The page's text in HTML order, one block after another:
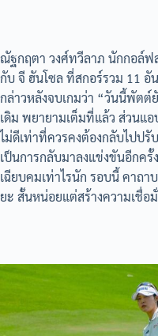
ณัฐกฤตา วงศ์ทวีลาภ นักกอล์ฟ
กับ จี ฮันโซล ที่สกอร์รวม 11 อั
กล่าวหลังจบเกมว่า “วันนี้พัตต์
เดิม พยายามเต็มที่แล้ว ส่วนแ
ไม่ดีเท่าที่ควรคงต้องกลับไปปรั
เป็นการกลับมาลงแข่งขันอีกครั้
เฉียบคมเท่าไรนัก รอบนี้ คาถ
ยะ สั้นหน่อยแต่สร้างความเชื่อมั่